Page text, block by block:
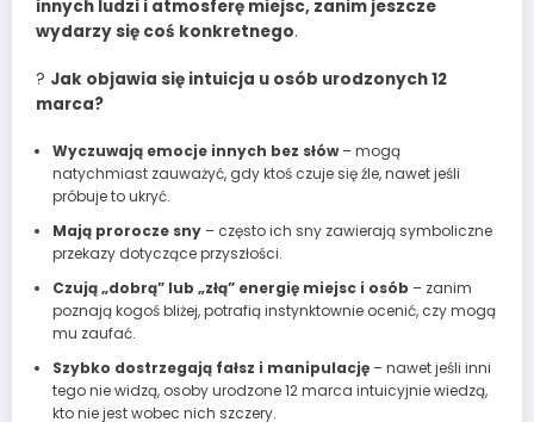
innych ludzi i atmosferę miejsc, zanim jeszcze
wydarzy się coś konkretnego.
? Jak objawia się intuicja u osób urodzonych 12
marca?
Wyczuwają emocje innych bez słów– mogą
natychmiast zauważyć, gdy ktoś czuje się źle, nawet jeśli
próbuje to ukryć.
Mają prorocze sny– często ich sny zawierają symboliczne
przekazy dotyczące przyszłości.
Czują „dobrą” lub „złą” energię miejsc i osób – zanim
poznają kogoś bliżej, potrafią instynktownie ocenić, czy mogą
mu zaufać.
Szybko dostrzegają fałsz i manipulację– nawet jeśli inni
tego nie widzą, osoby urodzone 12 marca intuicyjnie wiedzą,
kto nie jest wobec nich szczery.